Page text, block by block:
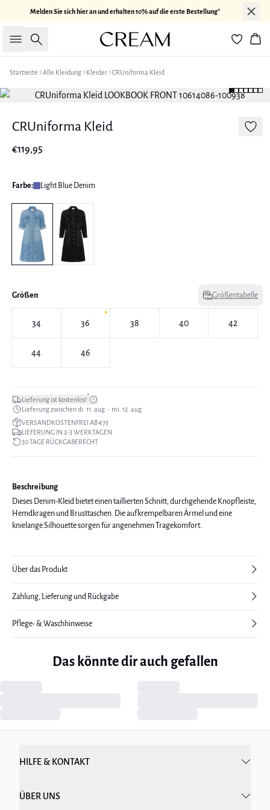
Melden Sie sich hier an und erhalten 10% auf die erste Bestellung*
Suche
Startseite Alle Kleidung Kleider CRUniforma Kleid
CRUniforma Kleid
€119,95
Farbe: Light Blue Denim
Größen Größentabelle
34 36 38 40 42
44 46
Lieferung ist kostenlos!*
Lieferung zwischen di. 11. aug. - mi. 12. aug.
VERSANDKOSTENFREI AB €75
LIEFERUNG IN 2-3 WERKTAGEN
30 TAGE RÜCKGABERECHT
Beschreibung
Dieses Denim-Kleid bietet einen taillierten Schnitt, durchgehende Knopfleiste,
Hemdkragen und Brusttaschen. Die aufkrempelbaren Ärmel und eine
knielange Silhouette sorgen für angenehmen Tragekomfort.
Über das Produkt
Zahlung, Lieferung und Rückgabe
Pflege- & Waschhinweise
Das könnte dir auch gefallen
HILFE & KONTAKT
ÜBER UNS